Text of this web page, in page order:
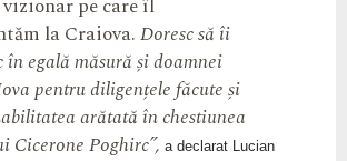
pe care îl
la Craiova.Doresc să îi
în egală măsură și doamnei
pentru diligențele făcute și
arătată în chestiunea
Cicerone Poghirc”, a declarat Lucian